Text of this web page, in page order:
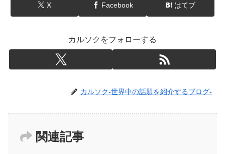
X Facebook はてブ
カルソクをフォローする
カルソク-世界中の話題を紹介するブログ-
関連記事